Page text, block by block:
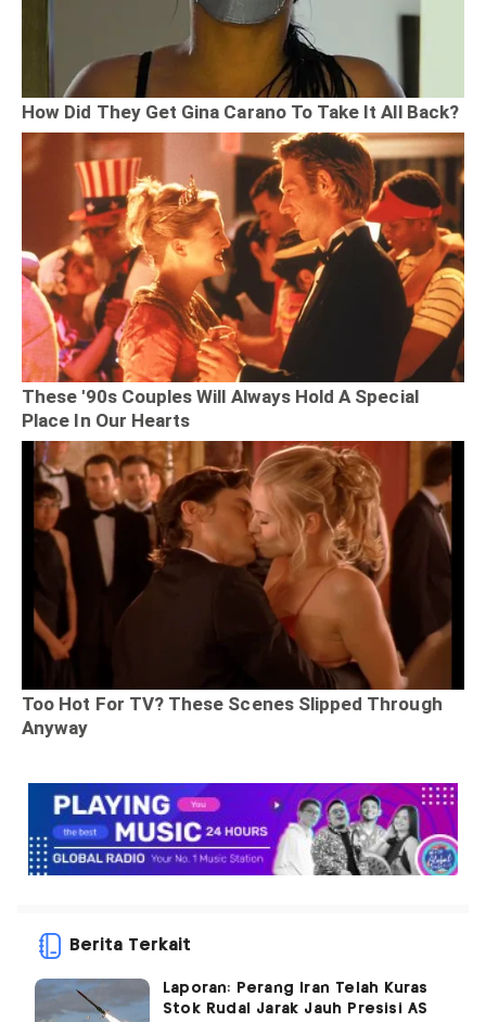
Berita Terkait
Laporan: Perang Iran Telah Kuras
Stok Rudal Jarak Jauh Presisi AS